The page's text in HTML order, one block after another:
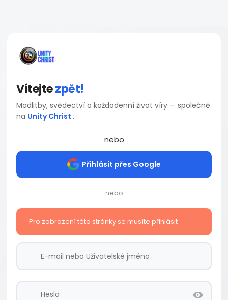
Vítejtezpět!
Modlitby, svědectví a každodenní život víry — společně
na Unity Christ .
nebo
Přihlásit přes Google
nebo
Pro zobrazení této stránky se musíte přihlásit